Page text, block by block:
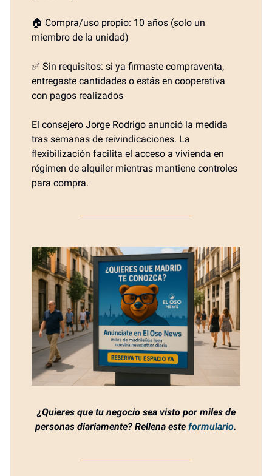
🏠 Compra/uso propio: 10 años (solo un
miembro de la unidad)
✅ Sin requisitos: si ya firmaste compraventa,
entregaste cantidades o estás en cooperativa
con pagos realizados
El consejero Jorge Rodrigo anunció la medida
tras semanas de reivindicaciones. La
flexibilización facilita el acceso a vivienda en
régimen de alquiler mientras mantiene controles
para compra.
¿Quieres que tu negocio sea visto por miles de
personas diariamente? Rellena este formulario.